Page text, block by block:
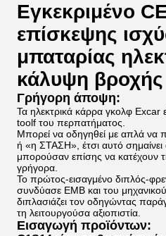
Εγκεκριμένο
επίσκεψης
μπαταρίας
κάλυψη βροχής
Γρήγορη άποψη:
Τα ηλεκτρικά κάρρα γκολφ Excar
toolf του περπατήματος.
Μπορεί να οδηγηθεί με απλά να
ή «η ΣΤΑΣΗ», έτσι αυτό σημαίνει
μπορούσαν επίσης να κατέχουν
γρήγορα.
Το πρώτος-εισαγμένο διπλός-
συνδύασε EMB και του
διπλασιάζει τον οδηγώντας
τη λειτουργούσα αξιοπιστία.
Εισαγωγή προϊόντων: